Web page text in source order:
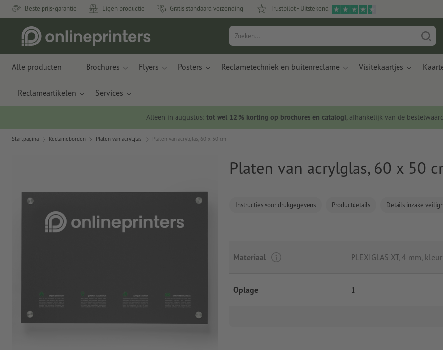
Beste prijs-garantie Eigen productie Gratis standaard verzending Trustpilot - Uitstekend
Alle producten Brochures Flyers Posters Reclametechniek en buitenreclame Visitekaartjes
Reclameartikelen Services
Alleen in augustus: tot wel 12 % korting op brochures en catalogi, afhankelijk van de
Startpagina Reclameborden Platen van acrylglas Platen van acrylglas, 60 x 50 cm
Platen van acrylglas, 60 x 50
Instructies voor drukgegevens Productdetails Details inzake
Materiaal PLEXIGLAS XT, 4 mm,
Oplage 1